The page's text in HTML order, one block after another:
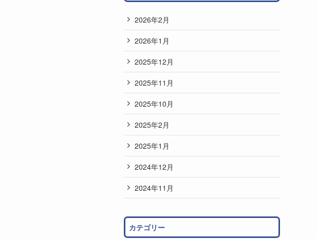
2026年2月
2026年1月
2025年12月
2025年11月
2025年10月
2025年2月
2025年1月
2024年12月
2024年11月
カテゴリー